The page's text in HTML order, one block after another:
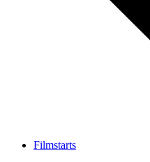
Filmstarts